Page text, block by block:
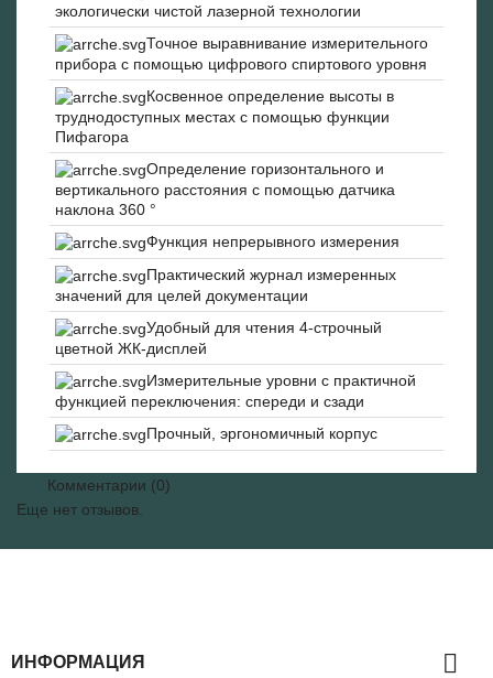
экологически чистой лазерной технологии
Точное выравнивание измерительного
прибора с помощью цифрового спиртового уровня
Косвенное определение высоты в
труднодоступных местах с помощью функции
Пифагора
Определение горизонтального и
вертикального расстояния с помощью датчика
наклона 360 °
Функция непрерывного измерения
Практический журнал измеренных
значений для целей документации
Удобный для чтения 4-строчный
цветной ЖК-дисплей
Измерительные уровни с практичной
функцией переключения: спереди и сзади
Прочный, эргономичный корпус
Комментарии (0)
Еще нет отзывов.
ИНФОРМАЦИЯ 